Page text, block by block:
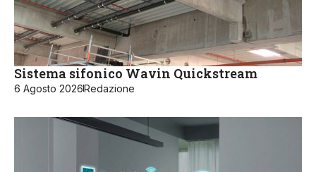
Sistema sifonico Wavin Quickstream
6 Agosto 2026Redazione